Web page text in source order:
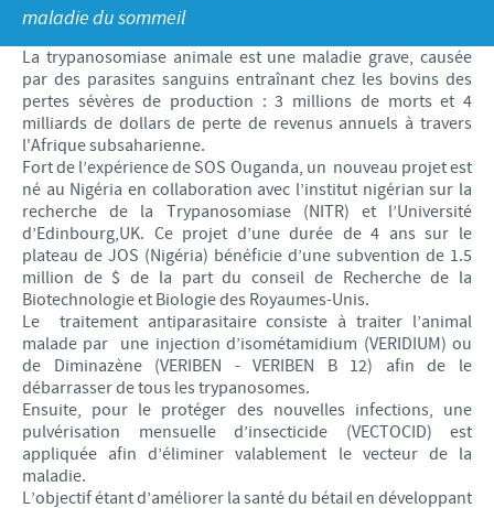
Volailles
Avantages du poussin Ceva Inside
C.H.I.C.K. Program®
Vaccins couvoirs
Equipements de vaccination
Communiqué de presse
Programmes de soutien
Business et partenariat scientifique
CARRIERE
Offres d'emploi
CONTACTEZ-NOUS
maladie du sommeil
La trypanosomiase animale est une maladie grave, causée
par des parasites sanguins entraînant chez les bovins des
pertes sévères de production : 3 millions de morts et 4
milliards de dollars de perte de revenus annuels à travers
l'Afrique subsaharienne.
Fort de l’expérience de SOS Ouganda, un nouveau projet est
né au Nigéria en collaboration avec l’institut nigérian sur la
recherche de la Trypanosomiase (NITR) et l’Université
d’Edinbourg,UK. Ce projet d’une durée de 4 ans sur le
plateau de JOS (Nigéria) bénéficie d’une subvention de 1.5
million de $ de la part du conseil de Recherche de la
Biotechnologie et Biologie des Royaumes-Unis.
Le traitement antiparasitaire consiste à traiter l’animal
malade par une injection d’isométamidium (VERIDIUM) ou
de Diminazène (VERIBEN - VERIBEN B 12) afin de le
débarrasser de tous les trypanosomes.
Ensuite, pour le protéger des nouvelles infections, une
pulvérisation mensuelle d’insecticide (VECTOCID) est
appliquée afin d’éliminer valablement le vecteur de la
maladie.
L’objectif étant d’améliorer la santé du bétail en développant